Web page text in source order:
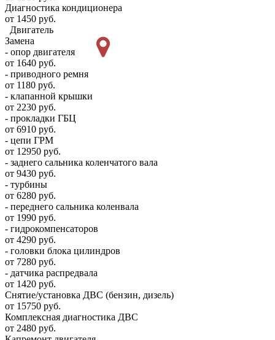
Диагностика кондиционера
от 1450 руб.
Двигатель
Замена
- опор двигателя
от 1640 руб.
- приводного ремня
от 1180 руб.
- клапанной крышки
от 2230 руб.
- прокладки ГБЦ
от 6910 руб.
- цепи ГРМ
от 12950 руб.
- заднего сальника коленчатого вала
от 9430 руб.
- турбины
от 6280 руб.
- переднего сальника коленвала
от 1990 руб.
- гидрокомпенсаторов
от 4290 руб.
- головки блока цилиндров
от 7280 руб.
- датчика распредвала
от 1420 руб.
Снятие/установка ДВС (бензин, дизель)
от 15750 руб.
Комплексная диагностика ДВС
от 2480 руб.